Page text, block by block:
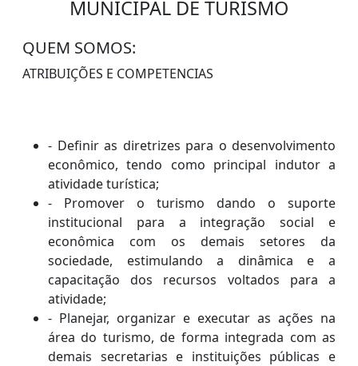
MUNICIPAL DE TURISMO
QUEM SOMOS:
ATRIBUIÇÕES E COMPETENCIAS
- Definir as diretrizes para o desenvolvimento
econômico, tendo como principal indutor a
atividade turística;
- Promover o turismo dando o suporte
institucional para a integração social e
econômica com os demais setores da
sociedade, estimulando a dinâmica e a
capacitação dos recursos voltados para a
atividade;
- Planejar, organizar e executar as ações na
área do turismo, de forma integrada com as
demais secretarias e instituições públicas e